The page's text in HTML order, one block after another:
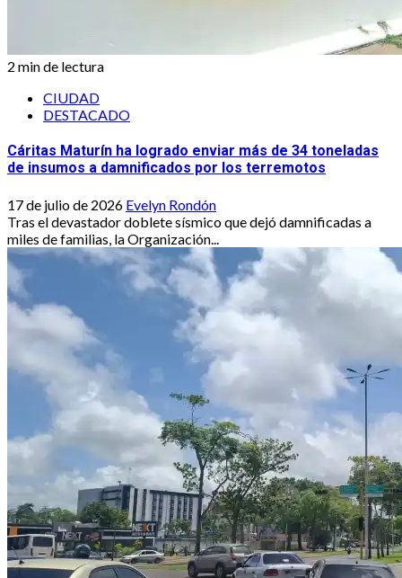
2 min de lectura
CIUDAD
DESTACADO
Cáritas Maturín ha logrado enviar más de 34 toneladas
de insumos a damnificados por los terremotos
17 de julio de 2026 Evelyn Rondón
Tras el devastador doblete sísmico que dejó damnificadas a
miles de familias, la Organización...